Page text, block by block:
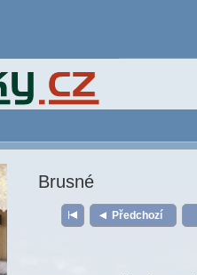
Brusné
Předchozí